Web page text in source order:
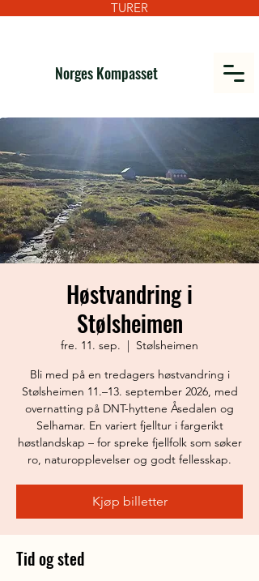
TURER
Norges Kompasset
Høstvandring i
Stølsheimen
fre. 11. sep.
  |
Stølsheimen
Bli med på en tredagers høstvandring i
Stølsheimen 11.–13. september 2026, med
overnatting på DNT-hyttene Åsedalen og
Selhamar. En variert fjelltur i fargerikt
høstlandskap – for spreke fjellfolk som søker
ro, naturopplevelser og godt fellesskap.
Kjøp billetter
Tid og sted